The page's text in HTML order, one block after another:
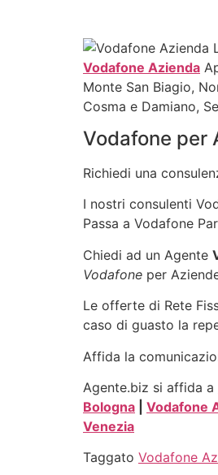
Vodafone Azienda
Monte San Biagio,
Cosma e Damiano,
Vodafone per
Richiedi una
I nostri consulenti
Passa a Vodafone
Chiedi ad un Agente
Vodafone per
Le offerte di Rete
caso di guasto la
Affida la
Agente.biz si affida a
Bologna
Vodafone
Venezia
Taggato Vodafone